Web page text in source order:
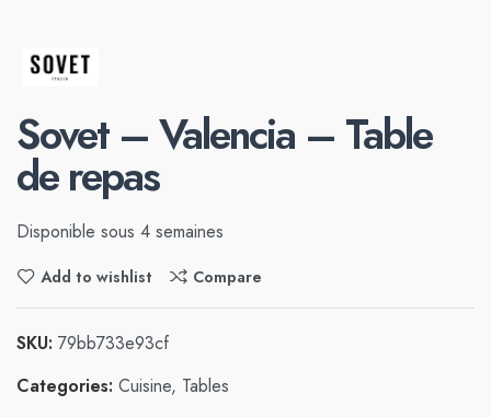
Sovet – Valencia – Table
de repas
Disponible sous 4 semaines
Add to wishlist Compare
SKU: 79bb733e93cf
Categories: Cuisine, Tables